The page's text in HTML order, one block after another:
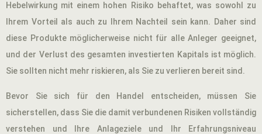
Hebelwirkung mit einem hohen Risiko behaftet, was sowohl zu
Ihrem Vorteil als auch zu Ihrem Nachteil sein kann. Daher sind
diese Produkte möglicherweise nicht für alle Anleger geeignet,
und der Verlust des gesamten investierten Kapitals ist möglich.
Sie sollten nicht mehr riskieren, als Sie zu verlieren bereit sind.
Bevor Sie sich für den Handel entscheiden, müssen Sie
sicherstellen, dass Sie die damit verbundenen Risiken vollständig
verstehen und Ihre Anlageziele und Ihr Erfahrungsniveau